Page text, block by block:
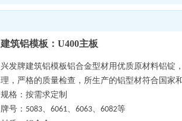
建筑铝模板：U400主板
兴发牌建筑铝模板铝合金型材用优质原材料铝锭
理，严格的质量检查，所生产的铝型材符合国家
规格：按需求定制
牌号： 5083、 6061、 6063、 6082等